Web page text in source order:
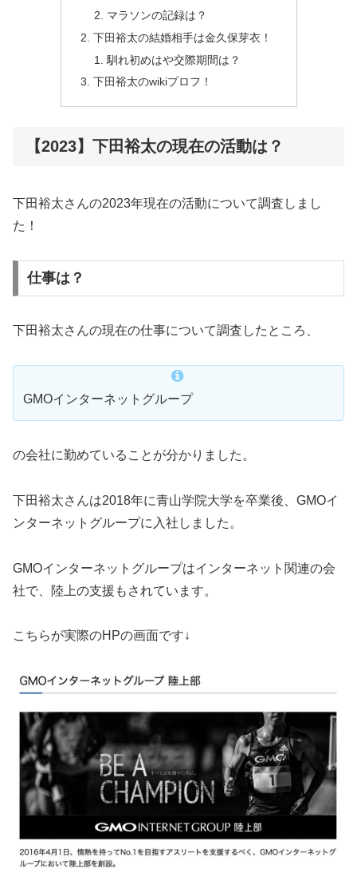
マラソンの記録は？
下田裕太の結婚相手は金久保芽衣！
馴れ初めはや交際期間は？
下田裕太のwikiプロフ！
【2023】下田裕太の現在の活動は？
下田裕太さんの2023年現在の活動について調査しまし
た！
仕事は？
下田裕太さんの現在の仕事について調査したところ、
GMOインターネットグループ
の会社に勤めていることが分かりました。
下田裕太さんは2018年に青山学院大学を卒業後、GMOイ
ンターネットグループに入社しました。
GMOインターネットグループはインターネット関連の会
社で、陸上の支援もされています。
こちらが実際のHPの画面です↓